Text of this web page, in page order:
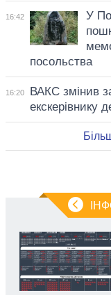
16:42
У
посольства
16:20
ВАКС змінив
екскерівнику